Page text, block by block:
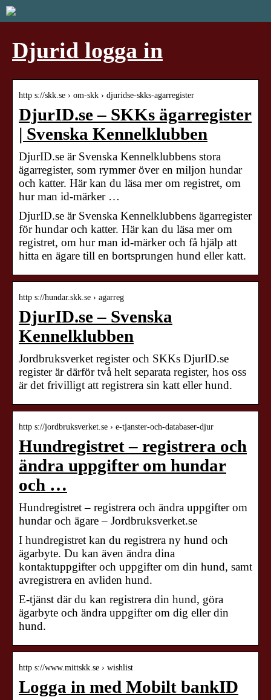
Djurid logga in
http s://skk.se › om-skk › djuridse-skks-agarregister
DjurID.se – SKKs ägarregister
| Svenska Kennelklubben
DjurID.se är Svenska Kennelklubbens stora
ägarregister, som rymmer över en miljon hundar
och katter. Här kan du läsa mer om registret, om
hur man id-märker …
DjurID.se är Svenska Kennelklubbens ägarregister
för hundar och katter. Här kan du läsa mer om
registret, om hur man id-märker och få hjälp att
hitta en ägare till en bortsprungen hund eller katt.
http s://hundar.skk.se › agarreg
DjurID.se – Svenska
Kennelklubben
Jordbruksverket register och SKKs DjurID.se
register är därför två helt separata register, hos oss
är det frivilligt att registrera sin katt eller hund.
http s://jordbruksverket.se › e-tjanster-och-databaser-djur
Hundregistret – registrera och
ändra uppgifter om hundar
och …
Hundregistret – registrera och ändra uppgifter om
hundar och ägare – Jordbruksverket.se
I hundregistret kan du registrera ny hund och
ägarbyte. Du kan även ändra dina
kontaktuppgifter och uppgifter om din hund, samt
avregistrera en avliden hund.
E-tjänst där du kan registrera din hund, göra
ägarbyte och ändra uppgifter om dig eller din
hund.
http s://www.mittskk.se › wishlist
Logga in med Mobilt bankID